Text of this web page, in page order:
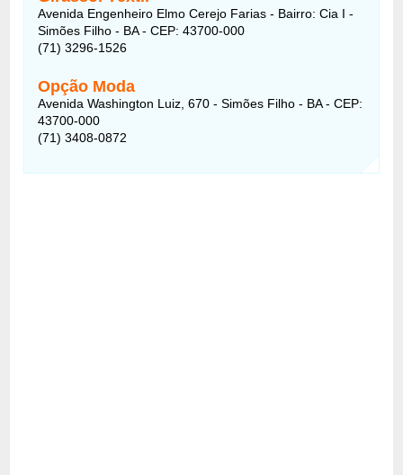
Avenida Engenheiro Elmo Cerejo Farias - Bairro: Cia I -
Simões Filho - BA - CEP: 43700-000
(71) 3296-1526
Opção Moda
Avenida Washington Luiz, 670 - Simões Filho - BA - CEP:
43700-000
(71) 3408-0872